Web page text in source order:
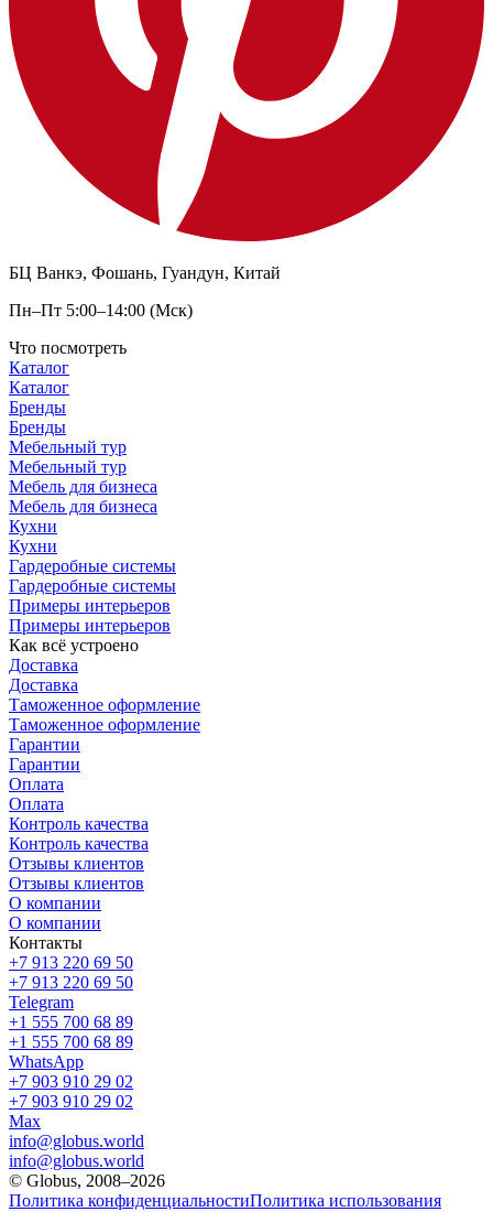
БЦ Ванкэ, Фошань, Гуандун, Китай
Пн–Пт 5:00–14:00 (Мск)
Что посмотреть
Каталог
Каталог
Бренды
Бренды
Мебельный тур
Мебельный тур
Мебель для бизнеса
Мебель для бизнеса
Кухни
Кухни
Гардеробные системы
Гардеробные системы
Примеры интерьеров
Примеры интерьеров
Как всё устроено
Доставка
Доставка
Таможенное оформление
Таможенное оформление
Гарантии
Гарантии
Оплата
Оплата
Контроль качества
Контроль качества
Отзывы клиентов
Отзывы клиентов
О компании
О компании
Контакты
+7 913 220 69 50
+7 913 220 69 50
Telegram
+1 555 700 68 89
+1 555 700 68 89
WhatsApp
+7 903 910 29 02
+7 903 910 29 02
Max
info@globus.world
info@globus.world
© Globus, 2008–2026
Политика конфиденциальностиПолитика использования